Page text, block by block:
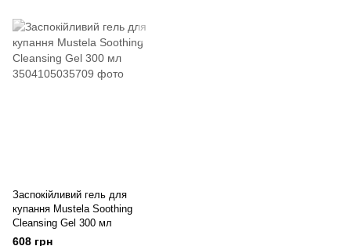
Заспокійливий гель для
купання Mustela Soothing
Cleansing Gel 300 мл
608 грн